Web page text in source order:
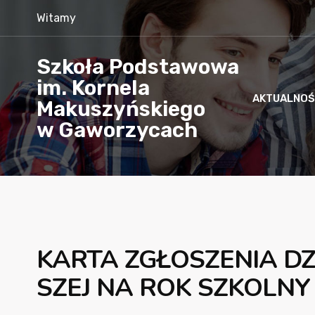
Witamy
Szkoła Podstawowa
im. Kornela
Makuszyńskiego
w Gaworzycach
KARTA ZGŁOSZENIA
SZEJ NA ROK